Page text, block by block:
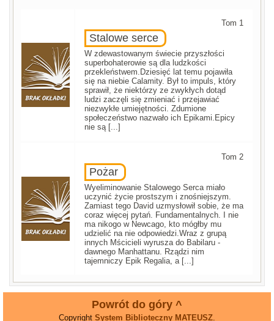
Tom 1
Stalowe serce
W zdewastowanym świecie przyszłości
superbohaterowie są dla ludzkości
przekleństwem.Dziesięć lat temu pojawiła
się na niebie Calamity. Był to impuls, który
sprawił, że niektórzy ze zwykłych dotąd
ludzi zaczęli się zmieniać i przejawiać
niezwykłe umiejętności. Zdumione
społeczeństwo nazwało ich Epikami.Epicy
nie są [...]
Tom 2
Pożar
Wyeliminowanie Stalowego Serca miało
uczynić życie prostszym i znośniejszym.
Zamiast tego David uzmysłowił sobie, że ma
coraz więcej pytań. Fundamentalnych. I nie
ma nikogo w Newcago, kto mógłby mu
udzielić na nie odpowiedzi.Wraz z grupą
innych Mścicieli wyrusza do Babilaru -
dawnego Manhattanu. Rządzi nim
tajemniczy Epik Regalia, a [...]
Powrót do góry ^
Copyright System Biblioteczny MATEUSZ